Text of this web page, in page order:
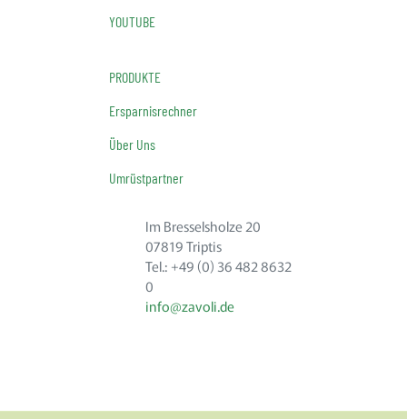
YOUTUBE
PRODUKTE
Ersparnisrechner
Über Uns
Umrüstpartner
Im Bresselsholze 20
07819 Triptis
Tel.: +49 (0) 36 482 8632
0
info@zavoli.de